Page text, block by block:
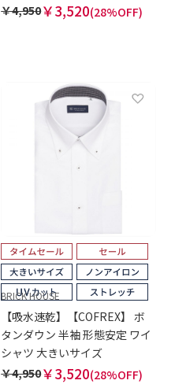
￥4,950￥3,520(28%OFF)
BRICK HOUSE
【吸水速乾】【COFREX】 ボ
タンダウン 半袖 形態安定 ワイ
シャツ 大きいサイズ
￥4,950￥3,520(28%OFF)